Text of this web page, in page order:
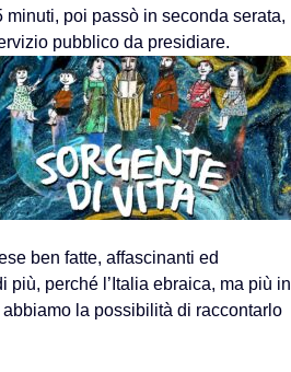
poi passò in seconda serata,
pubblico da presidiare.
ben fatte, affascinanti ed
perché l’Italia ebraica, ma più in
la possibilità di raccontarlo